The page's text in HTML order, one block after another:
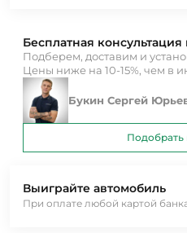
Выиграйте автомобиль
При оплате любой картой
Бесплатная
Подберем, доставим и
Цены ниже на 10-15%, чем в
Букин Сергей
Подобрать